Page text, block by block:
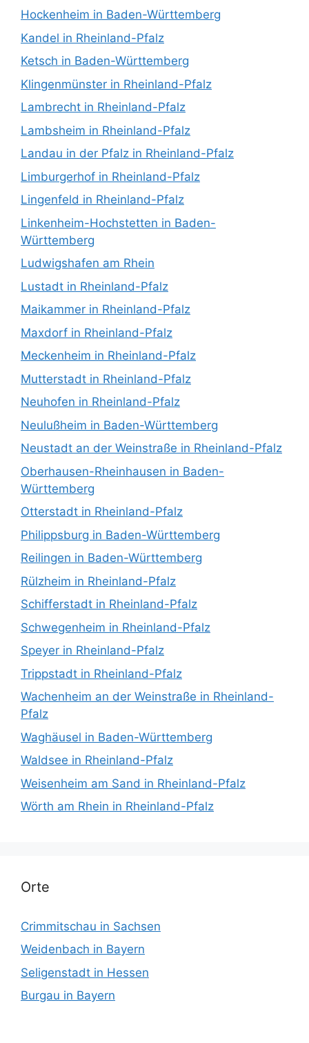
Hockenheim in Baden-Württemberg
Kandel in Rheinland-Pfalz
Ketsch in Baden-Württemberg
Klingenmünster in Rheinland-Pfalz
Lambrecht in Rheinland-Pfalz
Lambsheim in Rheinland-Pfalz
Landau in der Pfalz in Rheinland-Pfalz
Limburgerhof in Rheinland-Pfalz
Lingenfeld in Rheinland-Pfalz
Linkenheim-Hochstetten in Baden-
Württemberg
Ludwigshafen am Rhein
Lustadt in Rheinland-Pfalz
Maikammer in Rheinland-Pfalz
Maxdorf in Rheinland-Pfalz
Meckenheim in Rheinland-Pfalz
Mutterstadt in Rheinland-Pfalz
Neuhofen in Rheinland-Pfalz
Neulußheim in Baden-Württemberg
Neustadt an der Weinstraße in Rheinland-Pfalz
Oberhausen-Rheinhausen in Baden-
Württemberg
Otterstadt in Rheinland-Pfalz
Philippsburg in Baden-Württemberg
Reilingen in Baden-Württemberg
Rülzheim in Rheinland-Pfalz
Schifferstadt in Rheinland-Pfalz
Schwegenheim in Rheinland-Pfalz
Speyer in Rheinland-Pfalz
Trippstadt in Rheinland-Pfalz
Wachenheim an der Weinstraße in Rheinland-
Pfalz
Waghäusel in Baden-Württemberg
Waldsee in Rheinland-Pfalz
Weisenheim am Sand in Rheinland-Pfalz
Wörth am Rhein in Rheinland-Pfalz
Orte
Crimmitschau in Sachsen
Weidenbach in Bayern
Seligenstadt in Hessen
Burgau in Bayern